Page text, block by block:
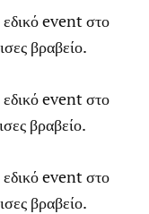
εδικό event στο
βραβείο.
εδικό event στο
βραβείο.
εδικό event στο
βραβείο.